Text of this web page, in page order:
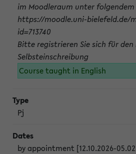
im Moodleraum unter folgendem
https://moodle.uni-bielefeld.de/
id=713740
Bitte registrieren Sie sich für den
Selbsteinschreibung
Course taught in English
Pj
by appointment [12.10.2026-